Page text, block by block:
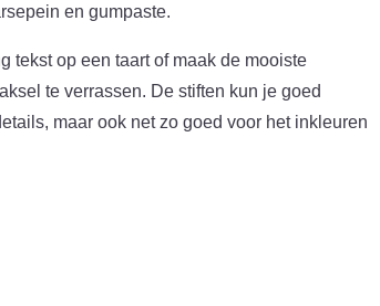
en gumpaste.
tekst op een taart of maak de mooiste
te verrassen. De stiften kun je goed
maar ook net zo goed voor het inkleuren